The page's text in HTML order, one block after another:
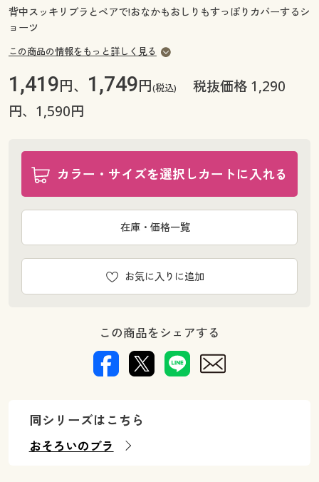
ご利用ガイド
よくある質問とお問い合わせ
背中スッキリブラとペアで!おなかもおしりもすっぽりカバーするシ
ョーツ
この商品の情報をもっと詳しく見る
1,419円、 1,749円(税込)
税抜価格 1,290
円、1,590円
カラー・サイズを選択しカートに入れる
お気に入りに追加
在庫・価格一覧
この商品をシェアする
同シリーズはこちら
おそろいのブラ